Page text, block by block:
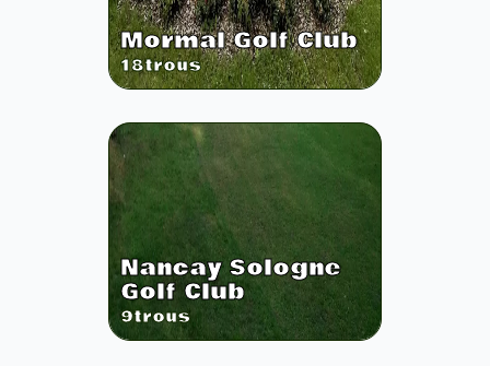
Mormal Golf Club
18trous
Nancay Sologne
Golf Club
9trous